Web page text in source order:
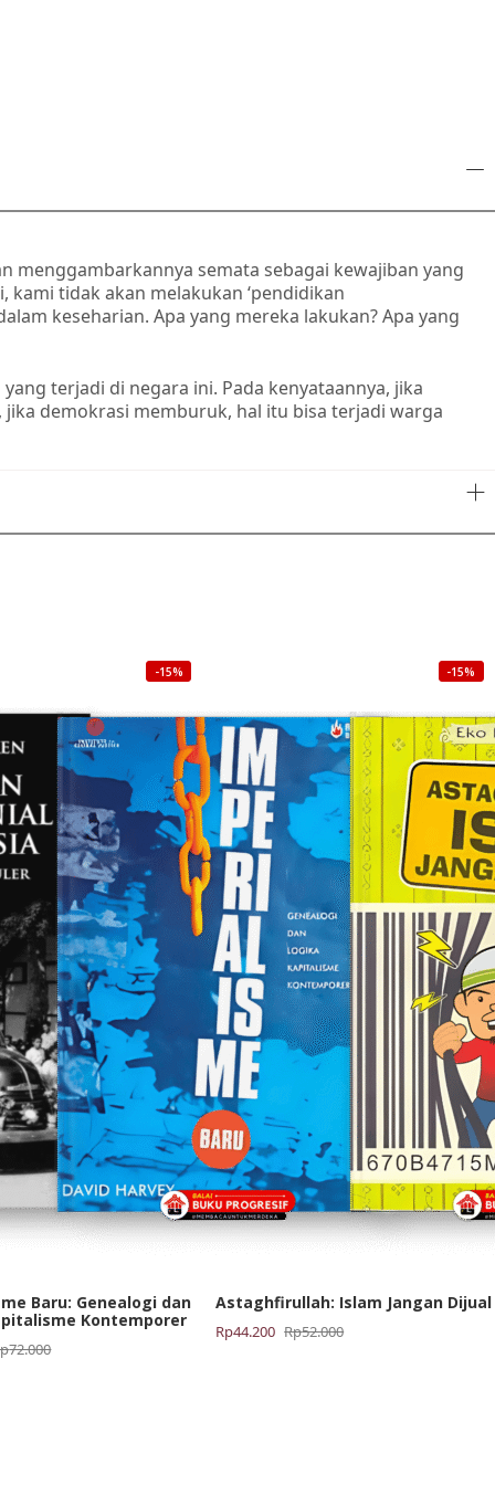
semata sebagai kewajiban yang
tidak akan melakukan ‘pendidikan
keseharian. Apa yang mereka lakukan? Apa yang
terjadi di negara ini. Pada kenyataannya, jika
demokrasi memburuk, hal itu bisa terjadi warga
-15%
Baru: Genealogi dan
Kontemporer
72.000
-15%
Astaghfirullah: Islam Jangan Dijual
Rp52.000
Harga
Rp44.200
Harga